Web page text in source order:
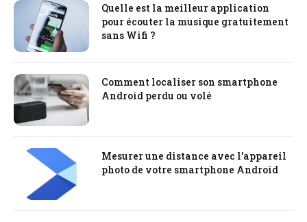
Quelle est la meilleur application
pour écouter la musique gratuitement
sans Wifi ?
Comment localiser son smartphone
Android perdu ou volé
Mesurer une distance avec l’appareil
photo de votre smartphone Android